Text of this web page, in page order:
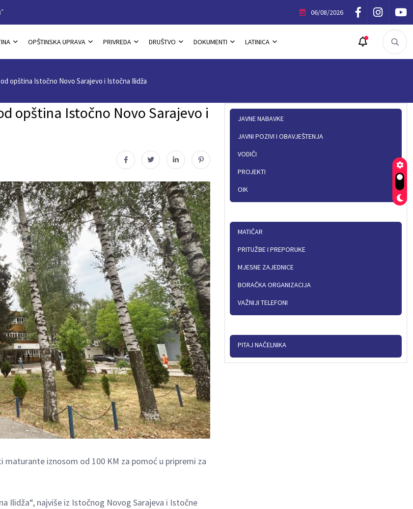
06/08/2026
OPŠTINSKA UPRAVA PRIVREDA DRUŠTVO DOKUMENTI LATINICA
opština Istočno Novo Sarajevo i Istočna Ilidža
opština Istočno Novo Sarajevo i
iznosom od 100 KM za pomoć u pripremi za
Ilidža“, najviše iz Istočnog Novog Sarajeva i Istočne
JAVNE NABAVKE
JAVNI POZIVI I OBAVJEŠTENJA
VODIČI
PROJEKTI
OIK
MATIČAR
PRITUŽBE I PREPORUKE
MJESNE ZAJEDNICE
BORAČKA ORGANIZACIJA
VAŽNIJI TELEFONI
PITAJ NAČELNIKA